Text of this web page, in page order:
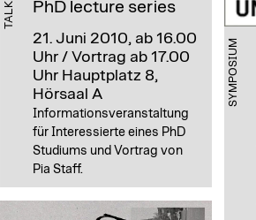
TALK PhD lecture series
21. Juni 2010, ab 16.00
Uhr / Vortrag ab 17.00
Uhr Hauptplatz 8,
Hörsaal A
Informationsveranstaltung
für Interessierte eines PhD
Studiums und Vortrag von
Pia Staff.
SYMPOSIUM